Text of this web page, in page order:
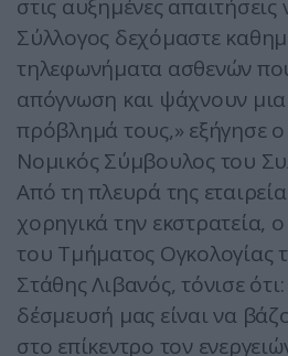
στις αυξημένες
Σύλλογος δεχόμαστε
τηλεφωνήματα ασθενών
απόγνωση και ψάχνουν
πρόβλημά τους,» εξήγησε
Νομικός Σύμβουλος του
Από τη πλευρά της
χορηγικά την εκστρατεία,
του Τμήματος Ογκολογίας
Στάθης Λιβανός, τόνισε
δέσμευσή μας είναι να
στο επίκεντρο τον